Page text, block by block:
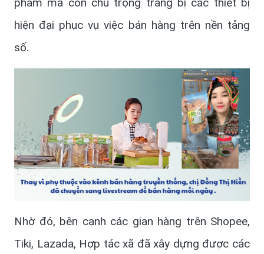
hiện đại phục vụ việc bán hàng trên nền tảng
số.
Nhờ đó, bên cạnh các gian hàng trên Shopee,
Tiki, Lazada, Hợp tác xã đã xây dựng được các